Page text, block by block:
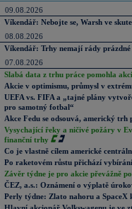
09.08.2026
Víkendář: Nebojte se, Warsh ve
08.08.2026
Víkendář: Trhy nemají rády prázdné
07.08.2026
Slabá data z trhu práce pomohla
Akcie v optimismu, průmysl v
UEFA vs. FIFA a „tajné plány
pro samotný fotbal“
Akce Fedu se odsouvá, americký
Vysychající řeky a ničivé požáry v
finanční trhy
Co je vlastně cílem americké
Po raketovém růstu přichází
Závěr týdne je pro akcie převážně
ČEZ, a.s.: Oznámení o výplatě
Perly týdne: Zlato nahoru a SpaceX